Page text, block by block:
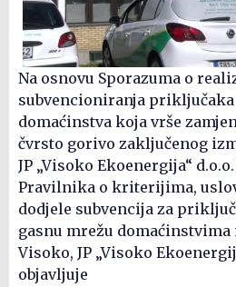
Na osnovu Sporazuma o
subvencioniranja priključaka
domaćinstva koja vrše
čvrsto gorivo zaključenog
JP „Visoko Ekoenergija“
Pravilnika o kriterijima,
dodjele subvencija za
gasnu mrežu domaćinstvima
Visoko, JP „Visoko
objavljuje